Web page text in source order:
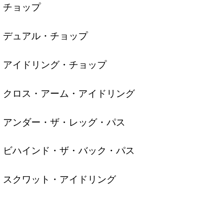
チョップ
デュアル・チョップ
アイドリング・チョップ
クロス・アーム・アイドリング
アンダー・ザ・レッグ・パス
ビハインド・ザ・バック・パス
スクワット・アイドリング